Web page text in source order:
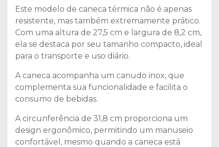
Este modelo de caneca térmica não é apenas
resistente, mas também extremamente prático.
Com uma altura de 27,5 cm e largura de 8,2 cm,
ela se destaca por seu tamanho compacto, ideal
para o transporte e uso diário.
A caneca acompanha um canudo inox, que
complementa sua funcionalidade e facilita o
consumo de bebidas.
A circunferência de 31,8 cm proporciona um
design ergonômico, permitindo um manuseio
confortável, mesmo quando a caneca está